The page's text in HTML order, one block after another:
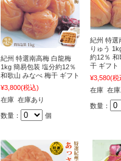
紀州 特選南高梅 白龍梅
1kg 簡易包装 塩分約12％
和歌山 みなべ 梅干 ギフト
¥3,800(税込)
在庫 在庫あり
数量： 個
紀州 特選
りゅう
約12％ 和
干 ギフト
¥3,580(税
在庫 在
数量：